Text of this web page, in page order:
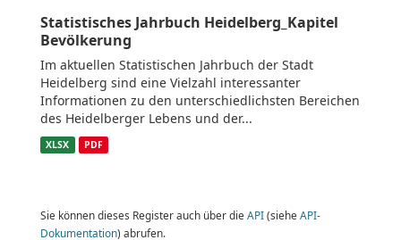
Statistisches Jahrbuch Heidelberg_Kapitel
Bevölkerung
Im aktuellen Statistischen Jahrbuch der Stadt
Heidelberg sind eine Vielzahl interessanter
Informationen zu den unterschiedlichsten Bereichen
des Heidelberger Lebens und der...
XLSX PDF
Sie können dieses Register auch über die API(siehe API-
Dokumentation) abrufen.